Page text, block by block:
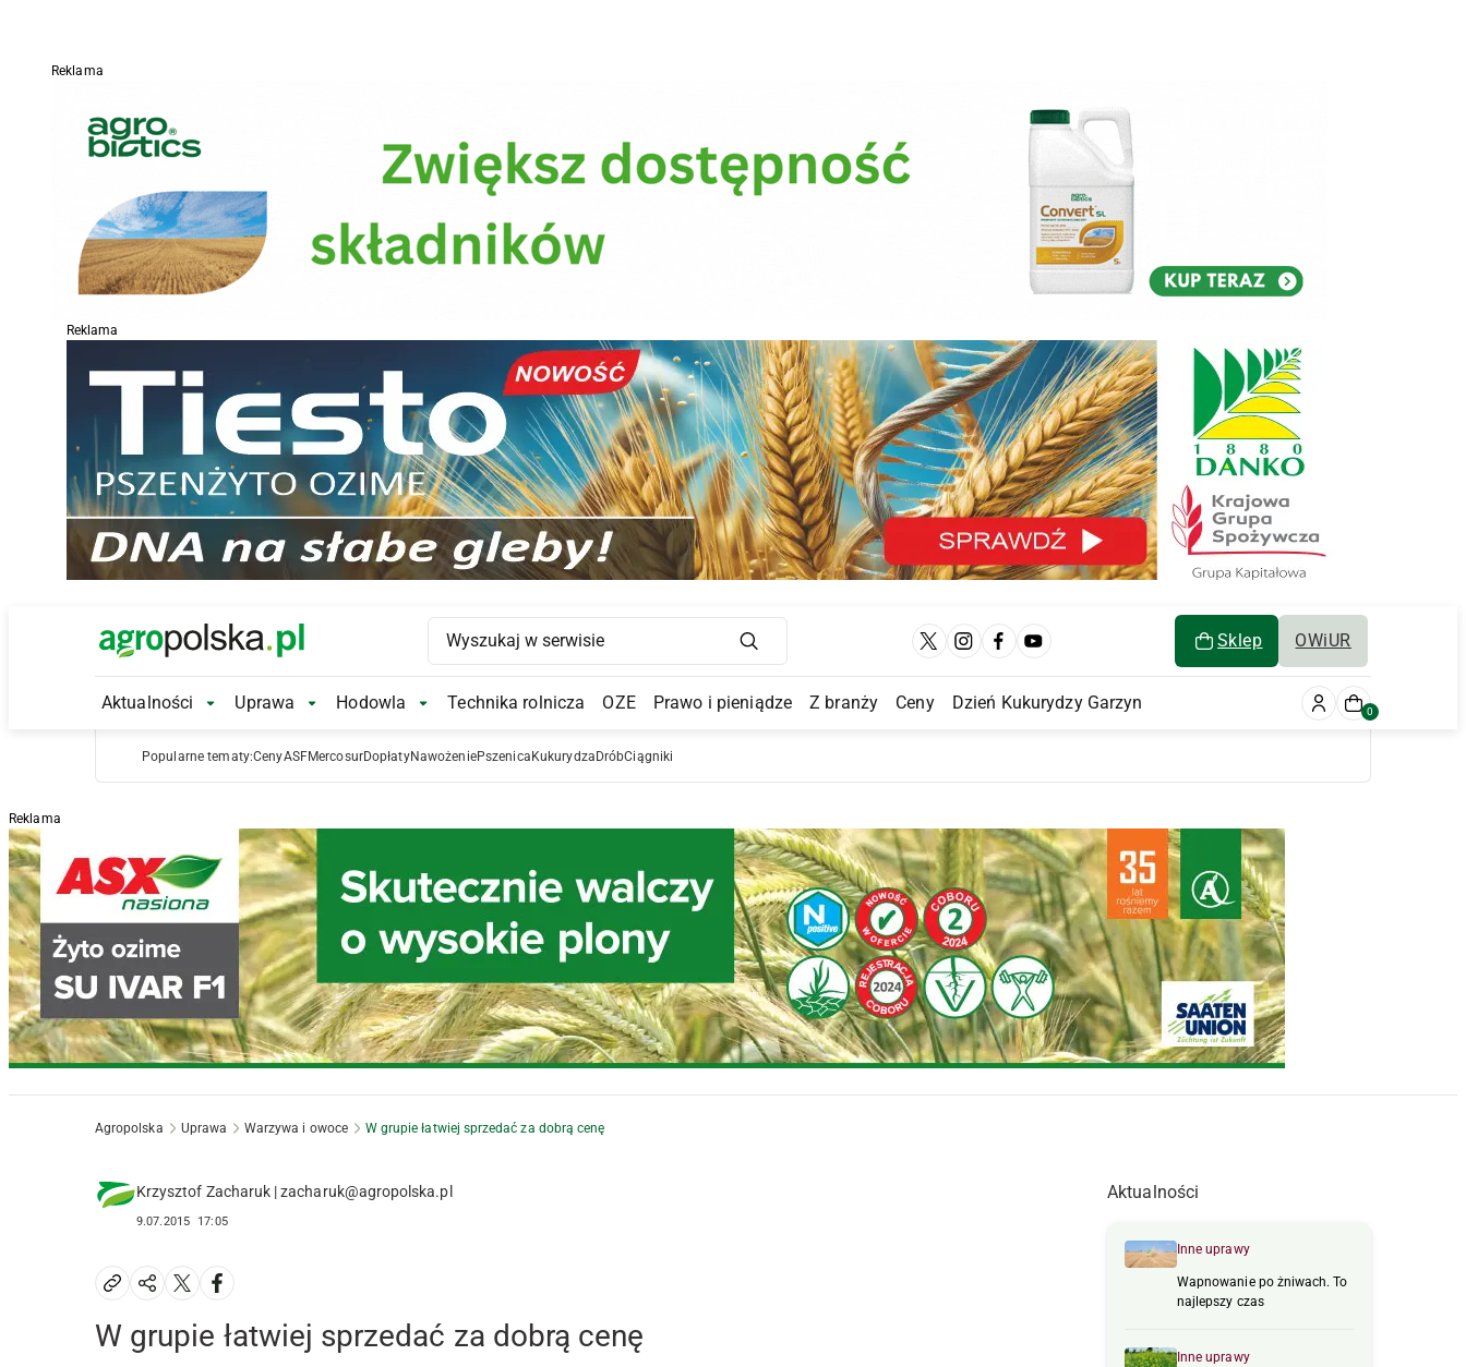
Reklama
Reklama
Main Logo Sklep OWiUR
Main Navigation
Aktualności Aktualności Submenu
Uprawa Uprawa Submenu
Hodowla Hodowla Submenu
Technika rolnicza OZE Prawo i pieniądze Z branży Ceny Dzień Kukurydzy Garzyn 0
Popularne tematy:CenyASFMercosurDopłatyNawożeniePszenica Kukurydza DróbCiągniki
Reklama
Agropolska Uprawa Warzywa i owoce W grupie łatwiej sprzedać za dobrą cenę
Krzysztof Zacharuk | zacharuk@agropolska.pl
9.07.2015 17:05
W grupie łatwiej sprzedać za dobrą cenę
Aktualności
Inne uprawy
Wapnowanie po żniwach. To
najlepszy czas
Inne uprawy